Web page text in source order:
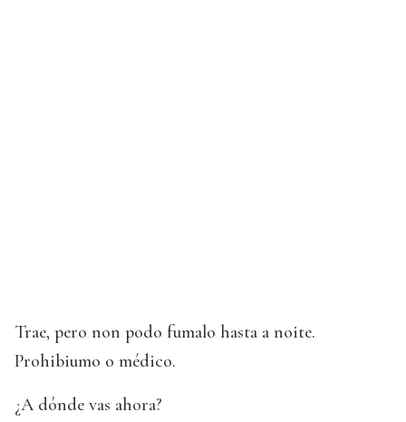
Trae, pero non podo fumalo hasta a noite.
Prohibiumo o médico.
¿A dónde vas ahora?